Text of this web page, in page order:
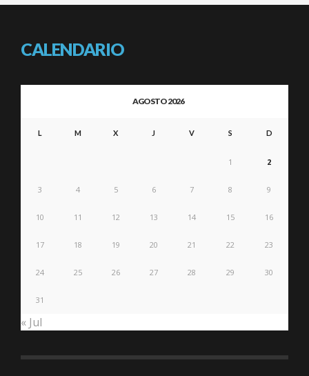
CALENDARIO
AGOSTO 2026
L M X J V S D
1 2
3 4 5 6 7 8 9
10 11 12 13 14 15 16
17 18 19 20 21 22 23
24 25 26 27 28 29 30
31
« Jul